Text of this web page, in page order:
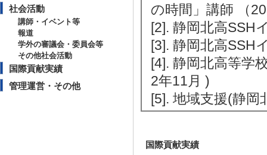
社会活動
講師・イベント等
報道
学外の審議会・委員会等
その他社会活動
国際貢献実績
管理運営・その他
の時間」講師 （
[2]. 静岡北高SSH
[3]. 静岡北高SSH
[4]. 静岡北高等学
2年11月 )
[5]. 地域支援(静岡
国際貢献実績